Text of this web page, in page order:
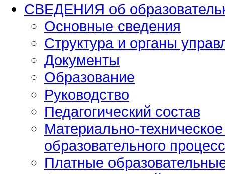
СВЕДЕНИЯ об
Основные сведения
Структура и органы
Документы
Образование
Руководство
Педагогический состав
Материально-
образовательного
Платные